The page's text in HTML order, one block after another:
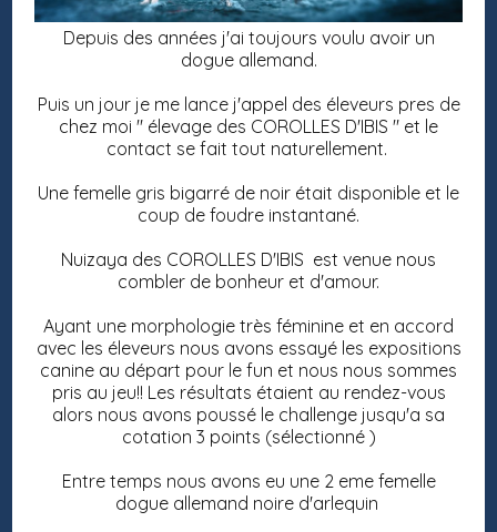
Depuis des années j'ai toujours voulu avoir un
dogue allemand.
Puis un jour je me lance j'appel des éleveurs pres de
chez moi " élevage des COROLLES D'IBIS " et le
contact se fait tout naturellement.
Une femelle gris bigarré de noir était disponible et le
coup de foudre instantané.
Nuizaya des COROLLES D'IBIS est venue nous
combler de bonheur et d'amour.
Ayant une morphologie très féminine et en accord
avec les éleveurs nous avons essayé les expositions
canine au départ pour le fun et nous nous sommes
pris au jeu!! Les résultats étaient au rendez-vous
alors nous avons poussé le challenge jusqu'a sa
cotation 3 points (sélectionné )
Entre temps nous avons eu une 2 eme femelle
dogue allemand noire d'arlequin